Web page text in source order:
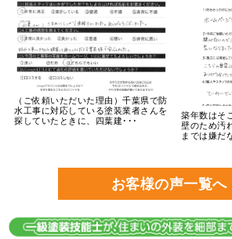
（ご依頼いただいた理由）千葉県で防
水工事に対応している塗装業者さんを
探していたときに、四葉建･･･
築年数はそ
壁のため汚
までは嫌だ
お客様の声一覧へ